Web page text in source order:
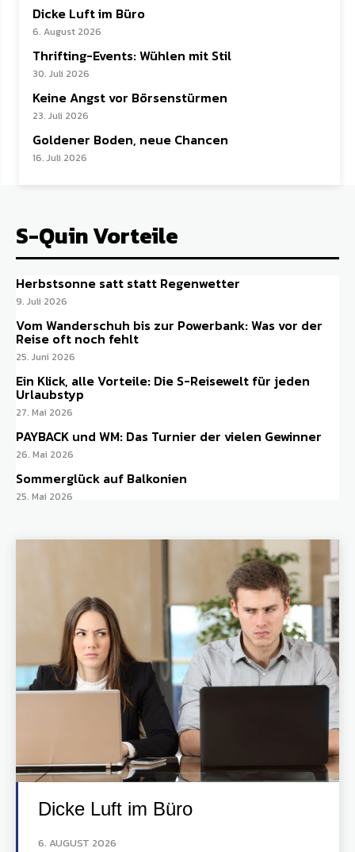
Dicke Luft im Büro
6. August 2026
Thrifting-Events: Wühlen mit Stil
30. Juli 2026
Keine Angst vor Börsenstürmen
23. Juli 2026
Goldener Boden, neue Chancen
16. Juli 2026
S-Quin Vorteile
Herbstsonne satt statt Regenwetter
9. Juli 2026
Vom Wanderschuh bis zur Powerbank: Was vor der
Reise oft noch fehlt
25. Juni 2026
Ein Klick, alle Vorteile: Die S-Reisewelt für jeden
Urlaubstyp
27. Mai 2026
PAYBACK und WM: Das Turnier der vielen Gewinner
26. Mai 2026
Sommerglück auf Balkonien
25. Mai 2026
Dicke Luft im Büro
6. AUGUST 2026